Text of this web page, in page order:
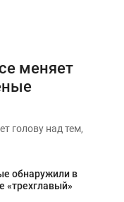
меняет
голову над тем,
обнаружили в
«трехглавый»